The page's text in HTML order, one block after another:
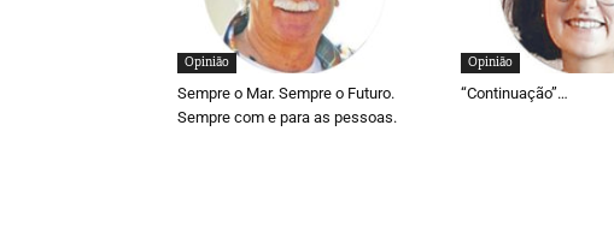
Opinião
Sempre o Mar. Sempre o Futuro.
Sempre com e para as pessoas.
Opinião
“Continuação”…